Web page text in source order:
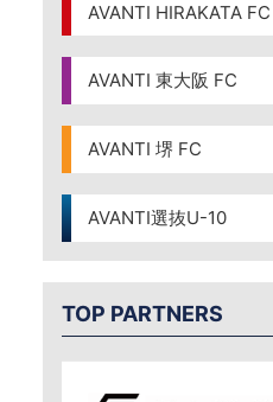
AVANTI HIRAKATA FC
AVANTI 東大阪 FC
AVANTI 堺 FC
AVANTI選抜U-10
TOP PARTNERS